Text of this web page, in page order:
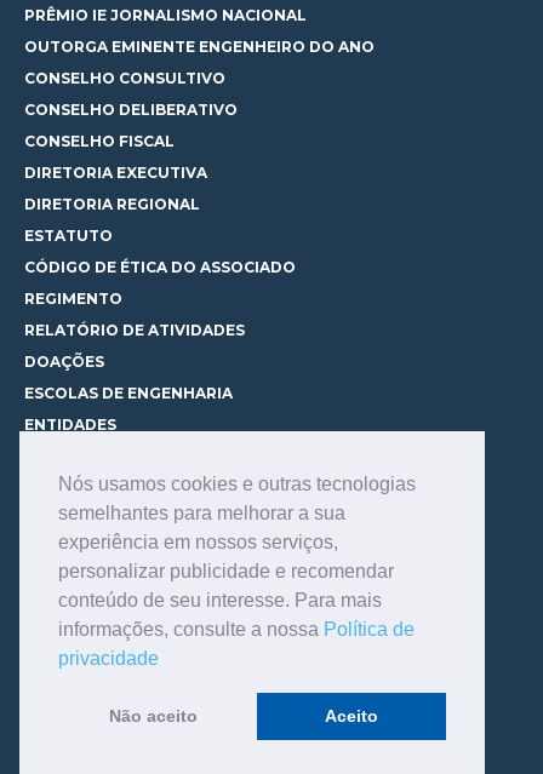
Nós usamos cookies e outras tecnologias
semelhantes para melhorar a sua
experiência em nossos serviços,
personalizar publicidade e recomendar
conteúdo de seu interesse. Para mais
informações, consulte a nossa Política de
privacidade
Não aceito Aceito
PRÊMIO IE JORNALISMO NACIONAL
OUTORGA EMINENTE ENGENHEIRO DO ANO
CONSELHO CONSULTIVO
CONSELHO DELIBERATIVO
CONSELHO FISCAL
DIRETORIA EXECUTIVA
DIRETORIA REGIONAL
ESTATUTO
CÓDIGO DE ÉTICA DO ASSOCIADO
REGIMENTO
RELATÓRIO DE ATIVIDADES
DOAÇÕES
ESCOLAS DE ENGENHARIA
ENTIDADES
CURSOS
CONHEÇA OS CURSOS
CENTRAL DE MENTORIA
CONTATO
INFORMAÇÕES GERAIS